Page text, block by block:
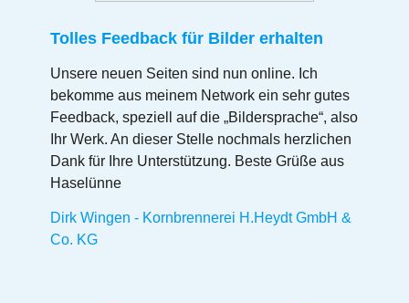
Tolles Feedback für Bilder erhalten
Unsere neuen Seiten sind nun online. Ich
bekomme aus meinem Network ein sehr gutes
Feedback, speziell auf die „Bildersprache“, also
Ihr Werk. An dieser Stelle nochmals herzlichen
Dank für Ihre Unterstützung. Beste Grüße aus
Haselünne
Dirk Wingen - Kornbrennerei H.Heydt GmbH &
Co. KG